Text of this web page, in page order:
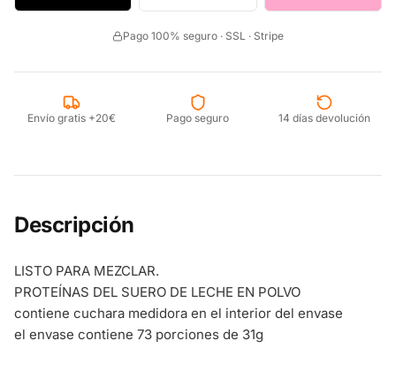
Pago 100% seguro · SSL · Stripe
Envío gratis +20€ Pago seguro 14 días devolución
Descripción
LISTO PARA MEZCLAR.
PROTEÍNAS DEL SUERO DE LECHE EN POLVO
contiene cuchara medidora en el interior del envase
el envase contiene 73 porciones de 31g